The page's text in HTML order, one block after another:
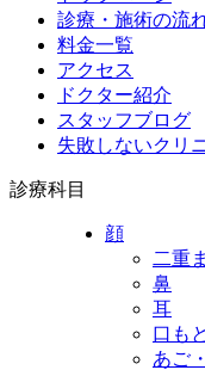
診療・施術の流
料金一覧
アクセス
ドクター紹介
スタッフブログ
失敗しないクリ
診療科目
顔
二重
鼻
耳
口も
あご